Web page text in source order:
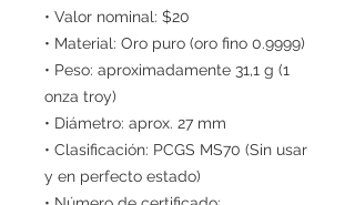
• Valor nominal: $20
• Material: Oro puro (oro fino 0.9999)
• Peso: aproximadamente 31,1 g (1
onza troy)
• Diámetro: aprox. 27 mm
• Clasificación: PCGS MS70 (Sin usar
y en perfecto estado)